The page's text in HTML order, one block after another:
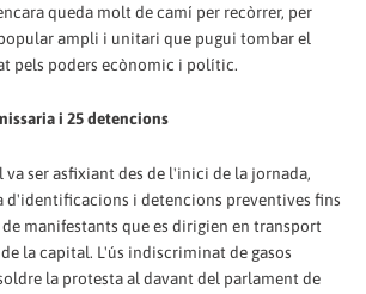
queda molt de camí per recòrrer, per
ampli i unitari que pugui tombar el
pels poders ecònomic i polític.
i 25 detencions
va ser asfixiant des de l'inici de la jornada,
d'identificacions i detencions preventives fins
manifestants que es dirigien en transport
la capital. L'ús indiscriminat de gasos
la protesta al davant del parlament de